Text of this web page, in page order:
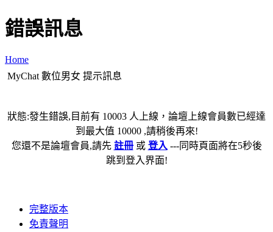
錯誤訊息
Home
MyChat 數位男女 提示訊息
狀態:發生錯誤,目前有 10003 人上線，論壇上線會員數已經達
到最大值 10000 ,請稍後再來!
您還不是論壇會員,請先 註冊或 登入 ---同時頁面將在5秒後
跳到登入界面!
完整版本
免責聲明